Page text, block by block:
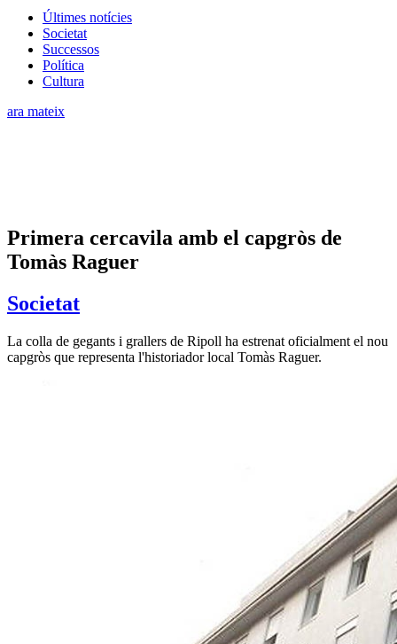
Últimes notícies
Societat
Successos
Política
Cultura
ara mateix
Primera cercavila amb el capgròs de
Tomàs Raguer
Societat
La colla de gegants i grallers de Ripoll ha estrenat oficialment el nou
capgròs que representa l'historiador local Tomàs Raguer.